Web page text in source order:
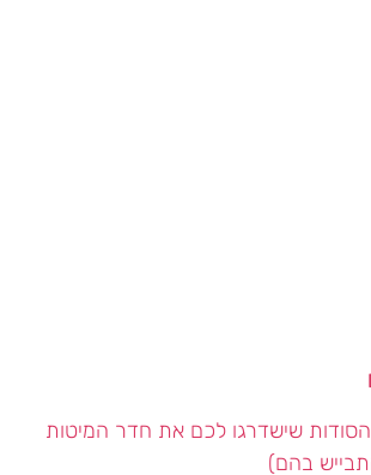
שישדרגו לכם את חדר המיטות
בהם)